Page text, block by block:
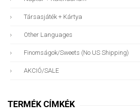
Társasjáték + Kártya
Other Languages
Finomságok/sweets (no US Shipping)
AKCIÓ/SALE
TERMÉK CÍMKÉK